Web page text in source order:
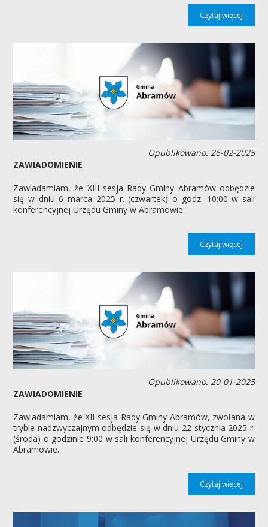
Czytaj więcej
Opublikowano: 26-02-2025
ZAWIADOMIENIE
Zawiadamiam, że XIII sesja Rady Gminy Abramów odbędzie
się w dniu 6 marca 2025 r. (czwartek) o godz. 10:00 w sali
konferencyjnej Urzędu Gminy w Abramowie.
Czytaj więcej
Opublikowano: 20-01-2025
ZAWIADOMIENIE
Zawiadamiam, że XII sesja Rady Gminy Abramów, zwołana w
trybie nadzwyczajnym odbędzie się w dniu 22 stycznia 2025 r.
(środa) o godzinie 9:00 w sali konferencyjnej Urzędu Gminy w
Abramowie.
Czytaj więcej